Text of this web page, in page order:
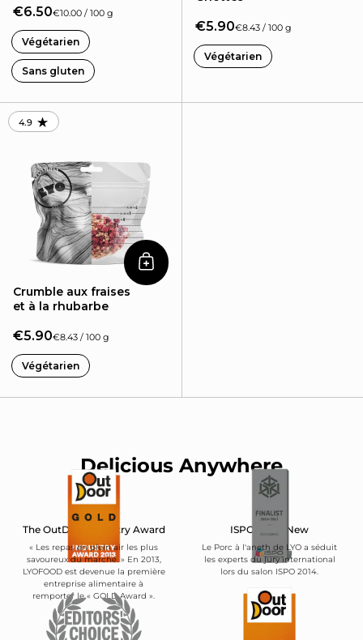
€6.50€10.00 / 100 g
Végétarien
Sans gluten
€5.90€8.43 / 100 g
Végétarien
RATING: 4.88 OUT OF 5.0
4.9
Ajouter au panier
Crumble aux fraises
et à la rhubarbe
€5.90€8.43 / 100 g
Végétarien
Delicious Anywhere
The OutDoor Industry Award
« Les repas en plein air les plus
savoureux du marché. » En 2013,
LYOFOOD est devenue la première
entreprise alimentaire à
remporter le « GOLD Award ».
ISPO BrandNew
Le Porc à l'aneth de LYO a séduit
les experts du jury international
lors du salon ISPO 2014.